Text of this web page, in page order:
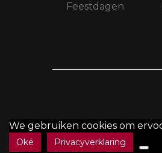
Feestdagen
We gebruiken cookies om
Oké Privacyverklaring